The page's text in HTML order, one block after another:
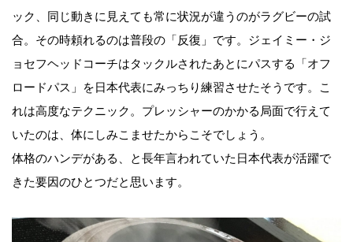
ック、同じ動きに見えても常に状況が違うのがラグビーの試
合。その時頼れるのは普段の「反復」です。ジェイミー・ジ
ョセフヘッドコーチはタックルされたあとにパスする「オフ
ロードパス」を日本代表にみっちり練習させたそうです。こ
れは高度なテクニック。プレッシャーのかかる局面で行えて
いたのは、体にしみこませたからこそでしょう。
体格のハンデがある、と長年言われていた日本代表が活躍で
きた要因のひとつだと思います。